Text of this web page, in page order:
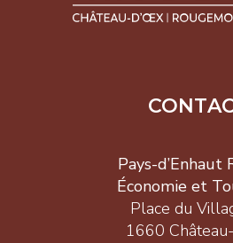
Pays-d’Enhaut
Économie et
Place du
1660